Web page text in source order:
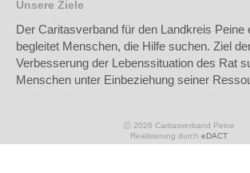
Unsere Ziele
Der Caritasverband für den Landkreis Peine
begleitet Menschen, die Hilfe suchen. Ziel
Verbesserung der Lebenssituation des Rat
Menschen unter Einbeziehung seiner
Ⓒ 2026 Caritasverband Peine
Realisierung durch eDACT